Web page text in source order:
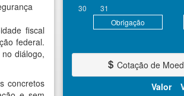
fiscal
federal.
diálogo,
concretos
Obrigação
30
31
Cotação de
Valor